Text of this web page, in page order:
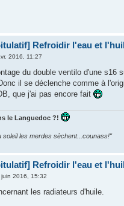
Refroidir l'eau et
2016, 11:27
du double ventilo d'une s16
il se déclenche comme à
que j'ai pas encore fait
le Languedoc ?!
soleil les merdes sèchent...counass!"
Refroidir l'eau et
2016, 15:32
les radiateurs d'huile.